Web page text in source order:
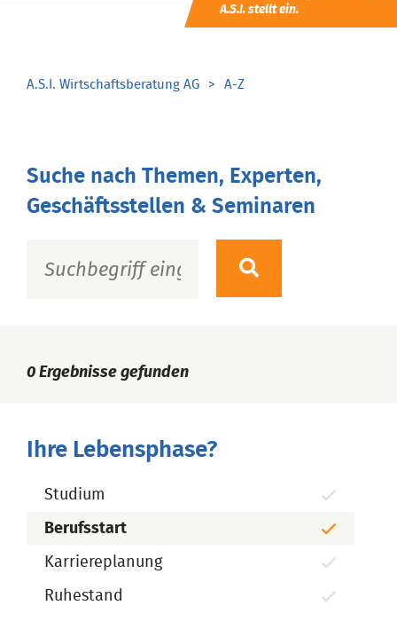
A.S.I. stellt ein.
A.S.I. Wirtschaftsberatung AG A-Z
Suche nach Themen, Experten,
Geschäftsstellen & Seminaren
0 Ergebnisse gefunden
Ihre Lebensphase?
Studium
Berufsstart
Karriereplanung
Ruhestand